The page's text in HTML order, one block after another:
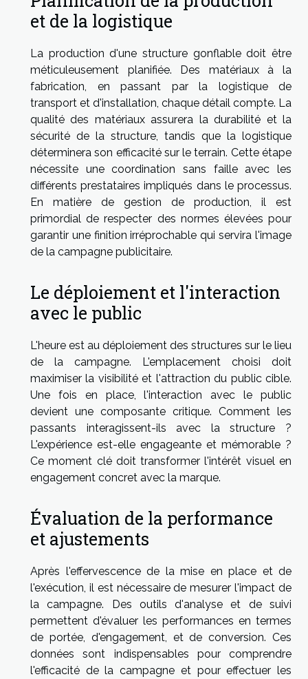
et de la logistique
La production d'une structure gonflable doit être
méticuleusement planifiée. Des matériaux à la
fabrication, en passant par la logistique de
transport et d'installation, chaque détail compte. La
qualité des matériaux assurera la durabilité et la
sécurité de la structure, tandis que la logistique
déterminera son efficacité sur le terrain. Cette étape
nécessite une coordination sans faille avec les
différents prestataires impliqués dans le processus.
En matière de gestion de production, il est
primordial de respecter des normes élevées pour
garantir une finition irréprochable qui servira l'image
de la campagne publicitaire.
Le déploiement et l'interaction
avec le public
L'heure est au déploiement des structures sur le lieu
de la campagne. L'emplacement choisi doit
maximiser la visibilité et l'attraction du public cible.
Une fois en place, l'interaction avec le public
devient une composante critique. Comment les
passants interagissent-ils avec la structure ?
L'expérience est-elle engageante et mémorable ?
Ce moment clé doit transformer l'intérêt visuel en
engagement concret avec la marque.
Évaluation de la performance
et ajustements
Après l'effervescence de la mise en place et de
l'exécution, il est nécessaire de mesurer l'impact de
la campagne. Des outils d'analyse et de suivi
permettent d'évaluer les performances en termes
de portée, d'engagement, et de conversion. Ces
données sont indispensables pour comprendre
l'efficacité de la campagne et pour effectuer les